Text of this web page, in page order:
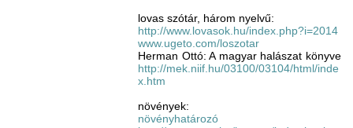
lovas szótár, három nyelvű:
http://www.lovasok.hu/index.php?i=2014
www.ugeto.com/loszotar
Herman Ottó: A magyar halászat könyve
http://mek.niif.hu/03100/03104/html/inde
x.htm
növények:
növényhatározó